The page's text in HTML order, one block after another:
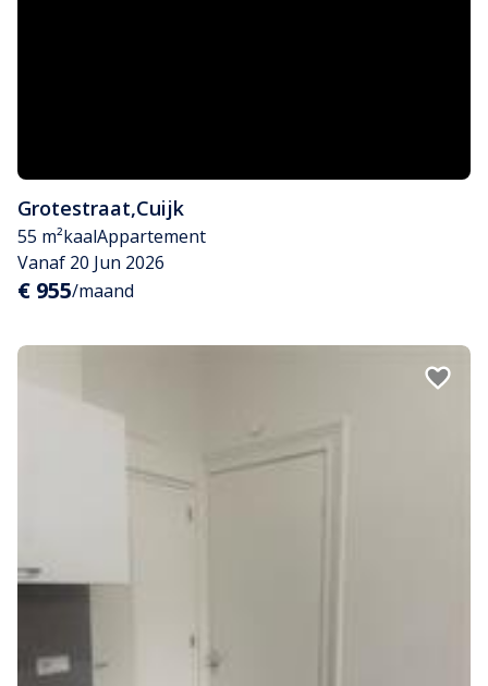
Grotestraat,Cuijk
55 m²kaalAppartement
Vanaf 20 Jun 2026
€ 955/maand